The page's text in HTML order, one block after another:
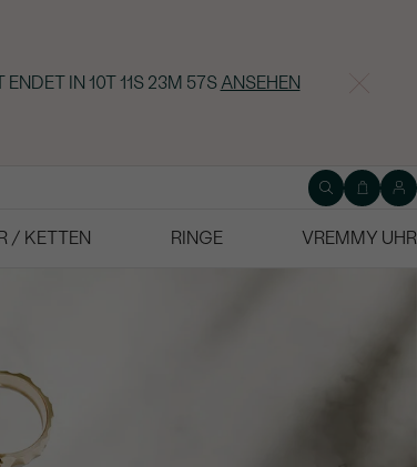
ENDET IN 10T 11S 23M 57SANSEHEN
/ KETTEN RINGE VREMMY UHR